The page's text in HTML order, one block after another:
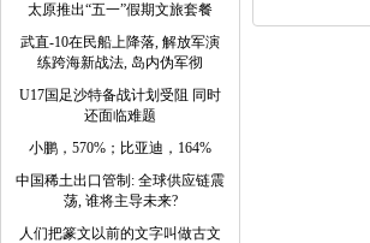
太原推出“五一”假期文旅套餐
武直-10在民船上降落, 解放军演
练跨海新战法, 岛内伪军彻
U17国足沙特备战计划受阻 同时
还面临难题
小鹏，570%；比亚迪，164%
中国稀土出口管制: 全球供应链震
荡, 谁将主导未来?
人们把篆文以前的文字叫做古文